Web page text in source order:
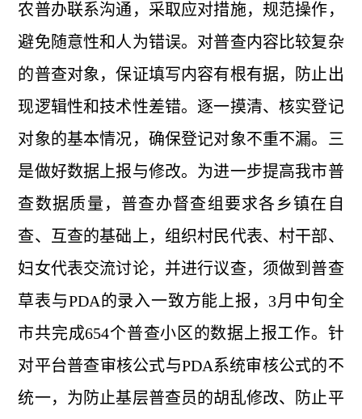
农普办联系沟通，采取应对措施，规范操作，
避免随意性和人为错误。对普查内容比较复杂
的普查对象，保证填写内容有根有据，防止出
现逻辑性和技术性差错。逐一摸清、核实登记
对象的基本情况，确保登记对象不重不漏。三
是做好数据上报与修改。为进一步提高我市普
查数据质量，普查办督查组要求各乡镇在自
查、互查的基础上，组织村民代表、村干部、
妇女代表交流讨论，并进行议查，须做到普查
草表与PDA的录入一致方能上报，3月中旬全
市共完成654个普查小区的数据上报工作。针
对平台普查审核公式与PDA系统审核公式的不
统一，为防止基层普查员的胡乱修改、防止平